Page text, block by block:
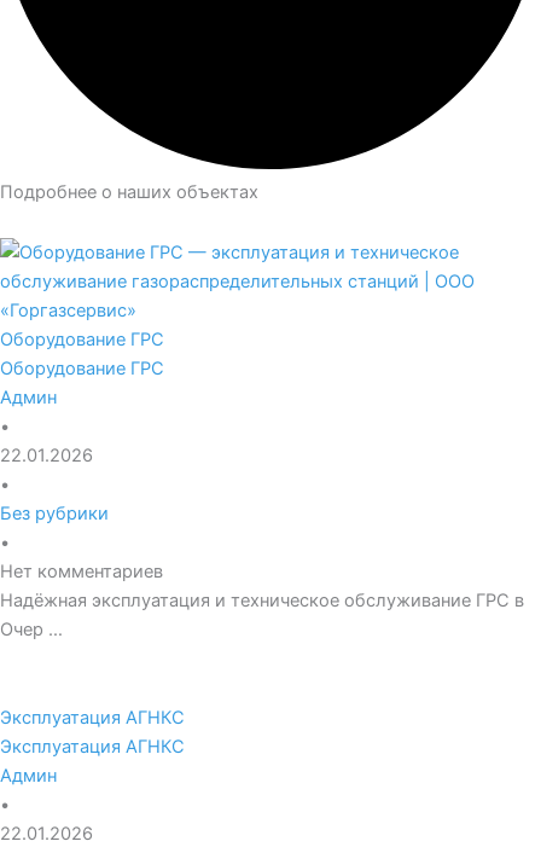
Подробнее о наших объектах
Оборудование ГРС
Оборудование ГРС
Админ
•
22.01.2026
•
Без рубрики
•
Нет комментариев
Надёжная эксплуатация и техническое обслуживание ГРС в
Очер …
Эксплуатация АГНКС
Эксплуатация АГНКС
Админ
•
22.01.2026